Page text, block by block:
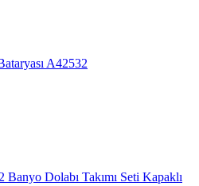
A42532
Dolabı Takımı Seti Kapaklı